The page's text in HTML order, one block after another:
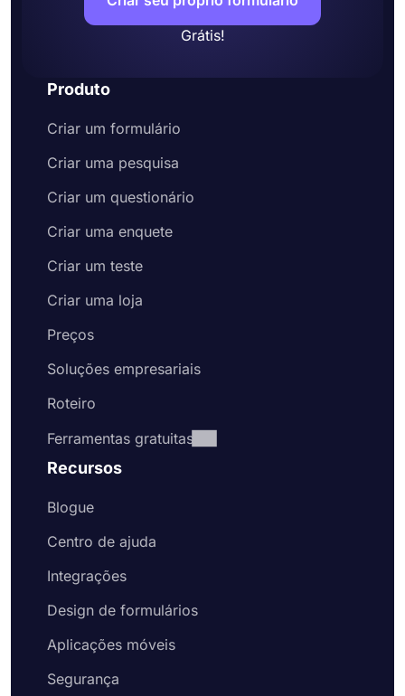
assinatura para obter
assinaturas eletrônicas
Compartilhe seu formulário ou incorpore-o
Grátis!
Produto
Criar um formulário
Criar uma pesquisa
Criar um questionário
Criar uma enquete
Criar um teste
Criar uma loja
Preços
Soluções empresariais
Roteiro
Ferramentas gratuitas
Recursos
Blogue
Centro de ajuda
Integrações
Design de formulários
Aplicações móveis
Segurança